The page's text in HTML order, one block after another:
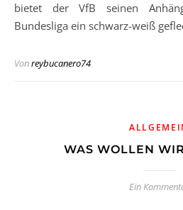
bietet der VfB seinen
Bundesliga ein schwarz-weiß
Vonreybucanero74
WAS WOLLEN
Ein